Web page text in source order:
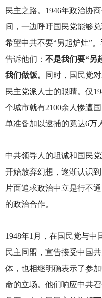
民主之路。1946年政治协
间，一边呼吁国民党能够
希望中共不要“另起炉灶”
告诉他们： 不是我们要“另
我们做饭。
同时，国民党
民主党派人士的眼睛。仅
个城市就有2100余人惨遭
单准备加以逮捕的竟达6万
中共领导人的坦诚和国民
开始放弃幻想，逐渐认识
片面追求政治中立是行不
的政治合作。
1948年1月，在国民党与中
民主同盟，宣告接受中国
体，也相继明确表示了参
命的立场。他们响应中共